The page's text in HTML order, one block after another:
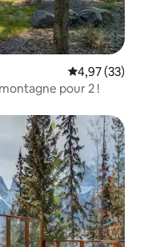
Note
4,97 (33)
pour 2 !
aimés